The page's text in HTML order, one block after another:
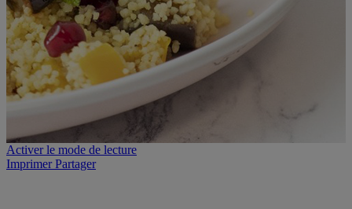
Activer le mode de lecture
Imprimer Partager